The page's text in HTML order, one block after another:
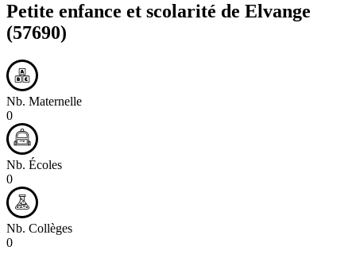
Petite enfance et scolarité de Elvange
(57690)
Nb. Maternelle
0
Nb. Écoles
0
Nb. Collèges
0